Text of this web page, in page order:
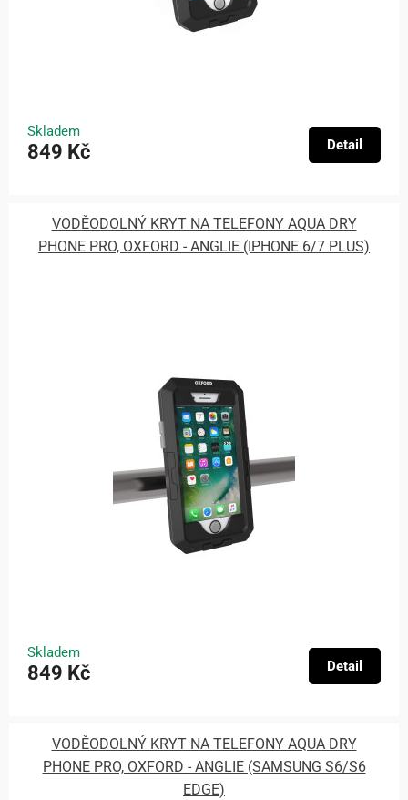
Skladem
849 Kč Detail
VODĚODOLNÝ KRYT NA TELEFONY AQUA DRY
PHONE PRO, OXFORD - ANGLIE (IPHONE 6/7 PLUS)
Skladem
849 Kč Detail
VODĚODOLNÝ KRYT NA TELEFONY AQUA DRY
PHONE PRO, OXFORD - ANGLIE (SAMSUNG S6/S6
EDGE)